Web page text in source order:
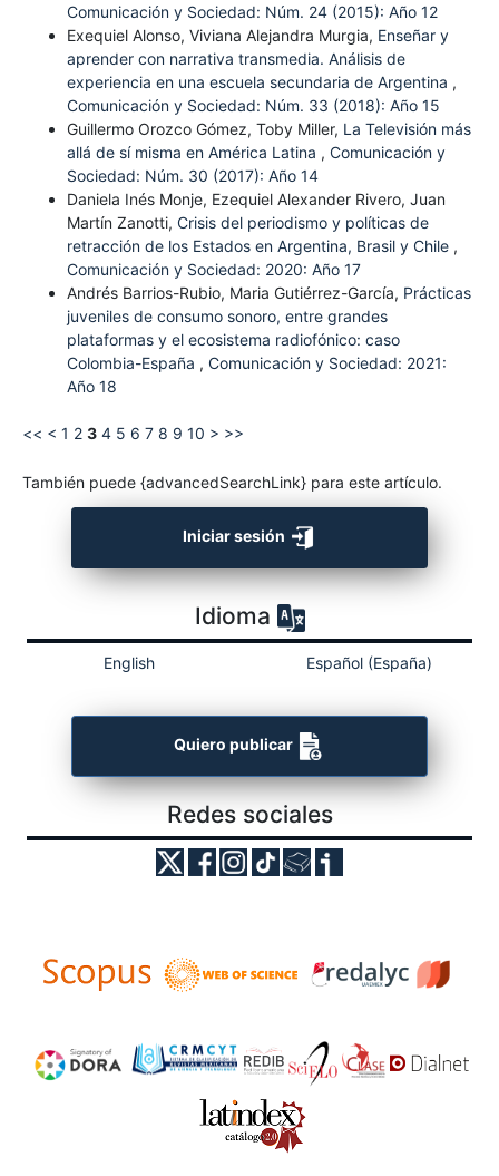
Comunicación y Sociedad: Núm. 24 (2015): Año 12
Exequiel Alonso, Viviana Alejandra Murgia, Enseñar y
aprender con narrativa transmedia. Análisis de
experiencia en una escuela secundaria de Argentina ,
Comunicación y Sociedad: Núm. 33 (2018): Año 15
Guillermo Orozco Gómez, Toby Miller, La Televisión más
allá de sí misma en América Latina , Comunicación y
Sociedad: Núm. 30 (2017): Año 14
Daniela Inés Monje, Ezequiel Alexander Rivero, Juan
Martín Zanotti, Crisis del periodismo y políticas de
retracción de los Estados en Argentina, Brasil y Chile ,
Comunicación y Sociedad: 2020: Año 17
Andrés Barrios-Rubio, Maria Gutiérrez-García, Prácticas
juveniles de consumo sonoro, entre grandes
plataformas y el ecosistema radiofónico: caso
Colombia-España , Comunicación y Sociedad: 2021:
Año 18
<< < 1 2 3 4 5 6 7 8 9 10 > >>
También puede {advancedSearchLink} para este artículo.
Iniciar sesión
Idioma
English Español (España)
Quiero publicar
Redes sociales